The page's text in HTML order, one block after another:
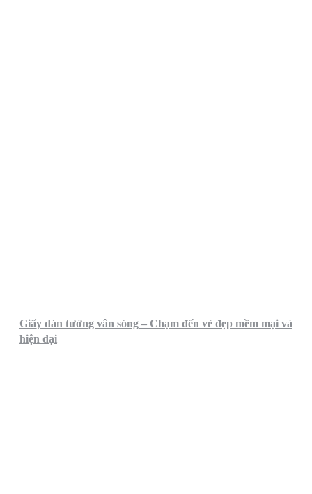
Giấy dán tường vân sóng – Chạm đến vẻ đẹp mềm mại và
hiện đại